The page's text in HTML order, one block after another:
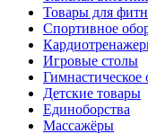
Товары для
Спортивное
Игровые столы
Гимнастическое
Детские товары
Единоборства
Массажёры